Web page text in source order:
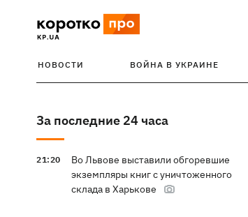
НОВОСТИ ВОЙНА В УКРАИНЕ
За последние 24 часа
21:20
Во Львове выставили обгоревшие
экземпляры книг с уничтоженного
склада в Харькове